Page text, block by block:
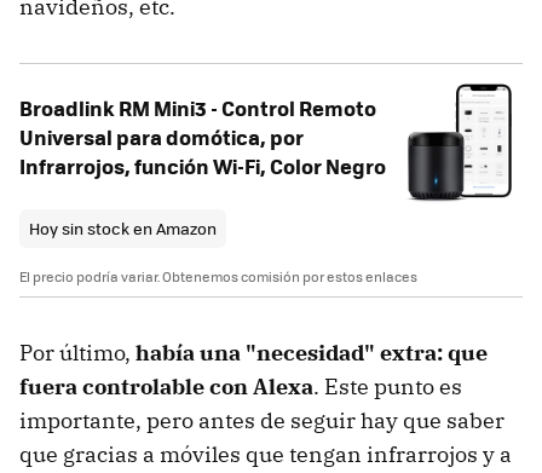
navideños, etc.
Broadlink RM Mini3 - Control Remoto
Universal para domótica, por
Infrarrojos, función Wi-Fi, Color Negro
Hoy sin stock en Amazon
El precio podría variar. Obtenemos comisión por estos enlaces
Por último, había una "necesidad" extra: que
fuera controlable con Alexa. Este punto es
importante, pero antes de seguir hay que saber
que gracias a móviles que tengan infrarrojos y a